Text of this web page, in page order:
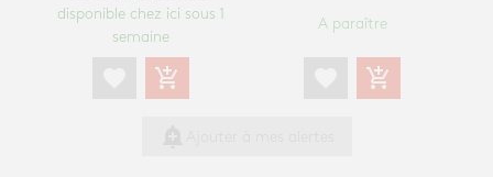
disponible chez ici sous 1
semaine
add_shopping_cart
A paraître
add_shopping_cart